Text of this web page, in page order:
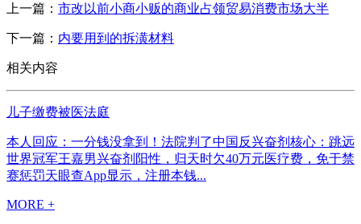
上一篇： 市改以前小商小贩的商业占领贸易消费市场大半
下一篇： 内要用到的拆潢材料
相关内容
儿子缴费被医法庭
本人回应：一分钱没拿到！法院判了中国反兴奋剂核心：跳远
世界冠军王嘉男兴奋剂阳性，归天时欠40万元医疗费，免于禁
赛惩罚天眼查App显示，注册本钱...
MORE +